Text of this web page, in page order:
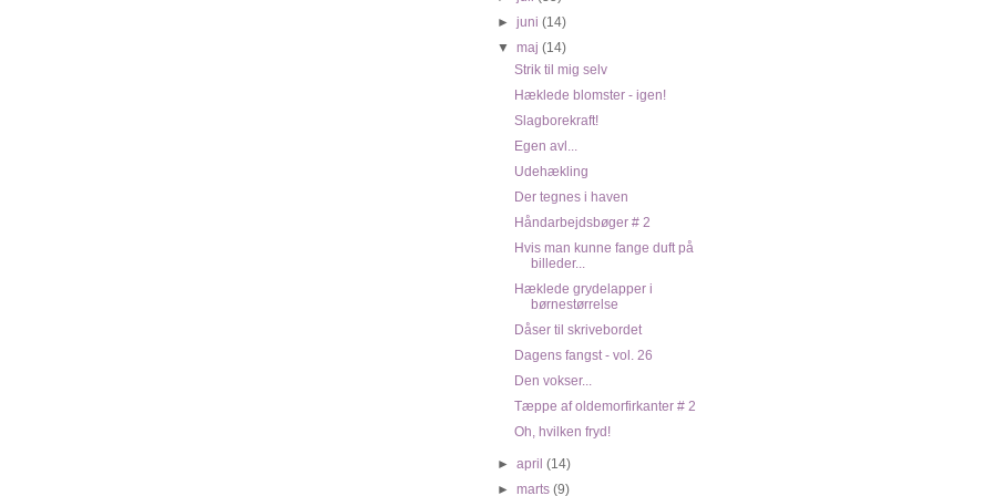
►juni(14)
▼maj(14)
Strik til mig selv
Hæklede blomster - igen!
Slagborekraft!
Egen avl...
Udehækling
Der tegnes i haven
Håndarbejdsbøger # 2
Hvis man kunne fange duft på
billeder...
Hæklede grydelapper i
børnestørrelse
Dåser til skrivebordet
Dagens fangst - vol. 26
Den vokser...
Tæppe af oldemorfirkanter # 2
Oh, hvilken fryd!
►april(14)
►marts(9)